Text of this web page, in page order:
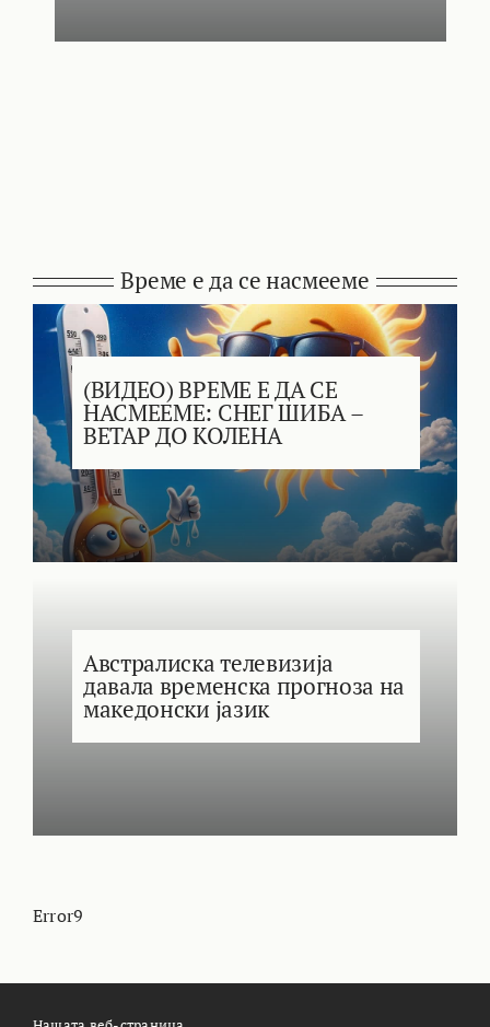
Време е да се насмееме
(ВИДЕО) ВРЕМЕ Е ДА СЕ
НАСМЕЕМЕ: СНЕГ ШИБА –
ВЕТАР ДО КОЛЕНА
Австралиска телевизија
давала временска прогноза на
македонски јазик
Error9